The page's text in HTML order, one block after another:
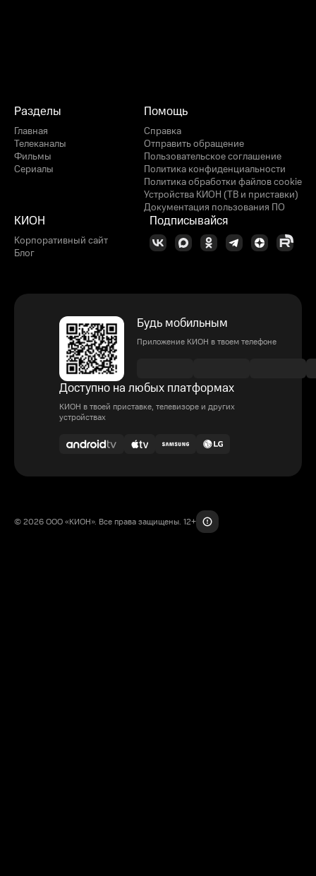
Разделы
Главная
Телеканалы
Фильмы
Сериалы
Помощь
Справка
Отправить обращение
Пользовательское соглашение
Политика конфиденциальности
Политика обработки файлов cookie
Устройства КИОН (ТВ и приставки)
Документация пользования ПО
КИОН
Корпоративный сайт
Блог
Подписывайся
Будь мобильным
Приложение КИОН в твоем телефоне
Доступно на любых платформах
КИОН в твоей приставке, телевизоре и других
устройствах
© 2026 ООО «КИОН». Все права защищены. 12+